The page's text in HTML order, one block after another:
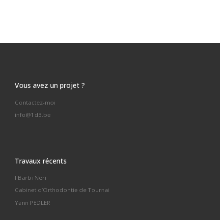
Vous avez un projet ?
Contactez-moi
info@1d3.be
Travaux récents
I Barbi Neri
Cabinet d’Orthodontie de Tournai
Yann PEDLER